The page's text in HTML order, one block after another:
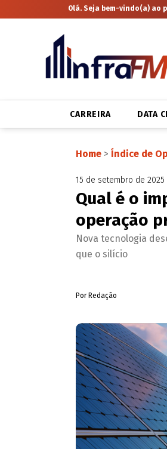
Olá. Seja bem-vindo(a) ao
CARREIRA DATA
Home> Índice de
15 de setembro de 2025
Qual é o
operação
Nova tecnologia
que o silício
Por Redação